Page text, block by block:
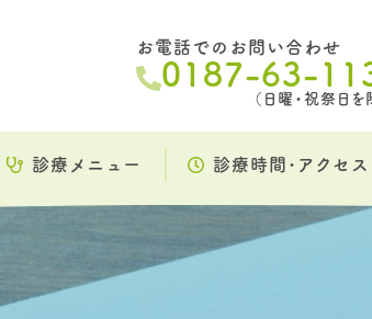
お電話でのお問い合わせ
0187-63-
（日曜・祝祭日を
診療メニュー 診療時間･アクセス